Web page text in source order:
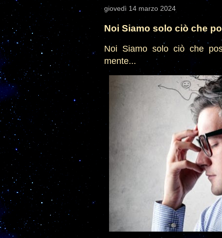
giovedì 14 marzo 2024
Noi Siamo solo ciò che
Noi Siamo solo ciò che
mente...